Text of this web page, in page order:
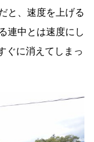
と、速度を上げる
連中とは速度にし
ぐに消えてしまっ